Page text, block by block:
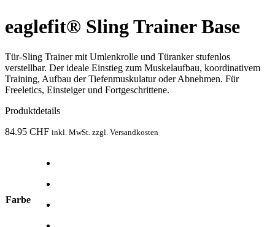
eaglefit® Sling Trainer Base
Tür-Sling Trainer mit Umlenkrolle und Türanker stufenlos
verstellbar. Der ideale Einstieg zum Muskelaufbau, koordinativem
Training, Aufbau der Tiefenmuskulatur oder Abnehmen. Für
Freeletics, Einsteiger und Fortgeschrittene.
Produktdetails
84.95 CHF inkl. MwSt. zzgl. Versandkosten
Farbe